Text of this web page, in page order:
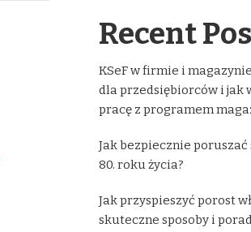
Recent
KSeF w firmie i
dla przedsiębiorców i jak
pracę z programem
Jak bezpiecznie poruszać
80. roku życia?
Jak przyspieszyć porost
skuteczne sposoby i